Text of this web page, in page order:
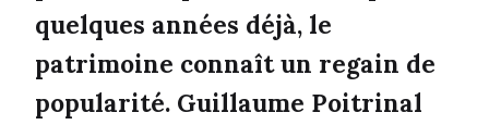
quelques années déjà, le
patrimoine connaît un regain de
popularité. Guillaume Poitrinal